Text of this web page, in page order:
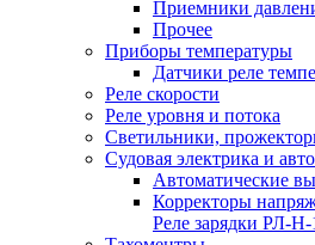
Приемники
Прочее
Приборы температуры
Датчики реле
Реле скорости
Реле уровня и потока
Светильники,
Судовая электрика и
Автоматические
Корректоры
Реле зарядки РЛ-